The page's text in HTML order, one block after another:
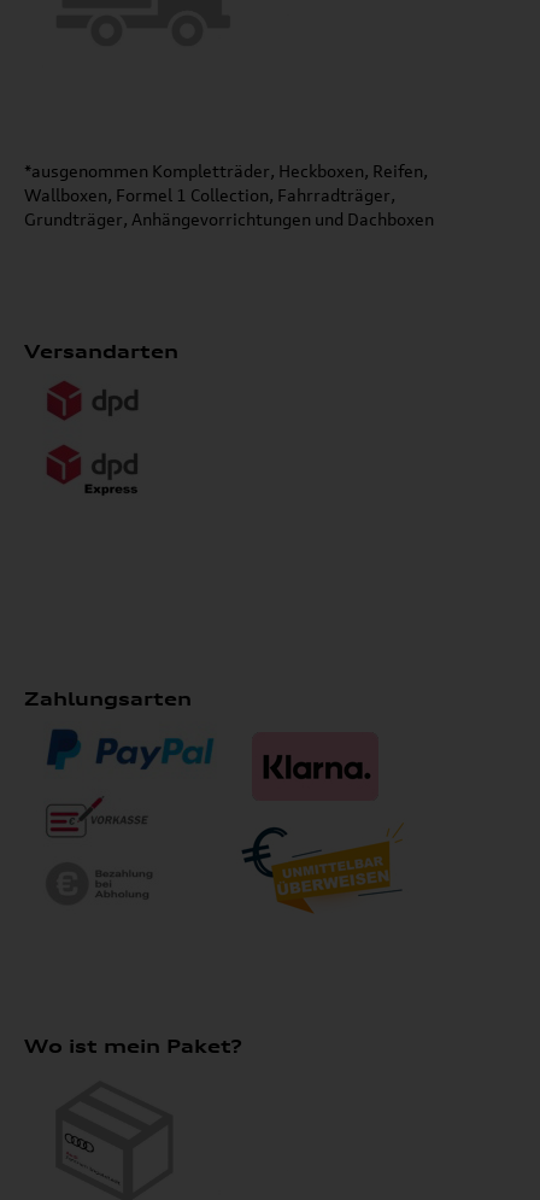
*ausgenommen Kompletträder, Heckboxen, Reifen,
Wallboxen, Formel 1 Collection, Fahrradträger,
Grundträger, Anhängevorrichtungen und Dachboxen
Versandarten
Zahlungsarten
Wo ist mein Paket?